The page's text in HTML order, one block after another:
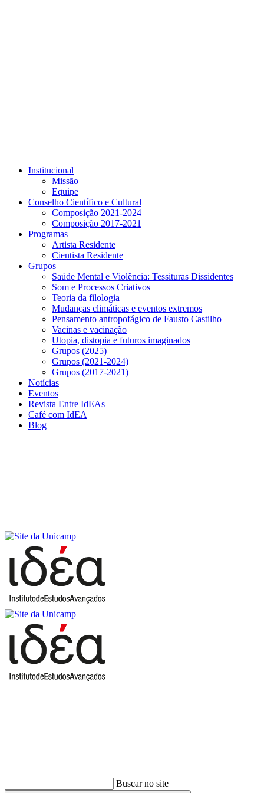
Institucional
Missão
Equipe
Conselho Científico e Cultural
Composição 2021-2024
Composição 2017-2021
Programas
Artista Residente
Cientista Residente
Grupos
Saúde Mental e Violência: Tessituras Dissidentes
Som e Processos Criativos
Teoria da filologia
Mudanças climáticas e eventos extremos
Pensamento antropofágico de Fausto Castilho
Vacinas e vacinação
Utopia, distopia e futuros imaginados
Grupos (2025)
Grupos (2021-2024)
Grupos (2017-2021)
Notícias
Eventos
Revista Entre IdEAs
Café com IdEA
Blog
Buscar no site